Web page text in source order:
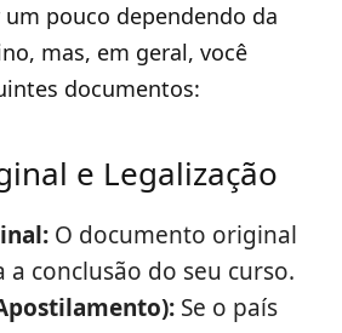
pouco dependendo da
mas, em geral, você
documentos:
e Legalização
O documento original
conclusão do seu curso.
Se o país